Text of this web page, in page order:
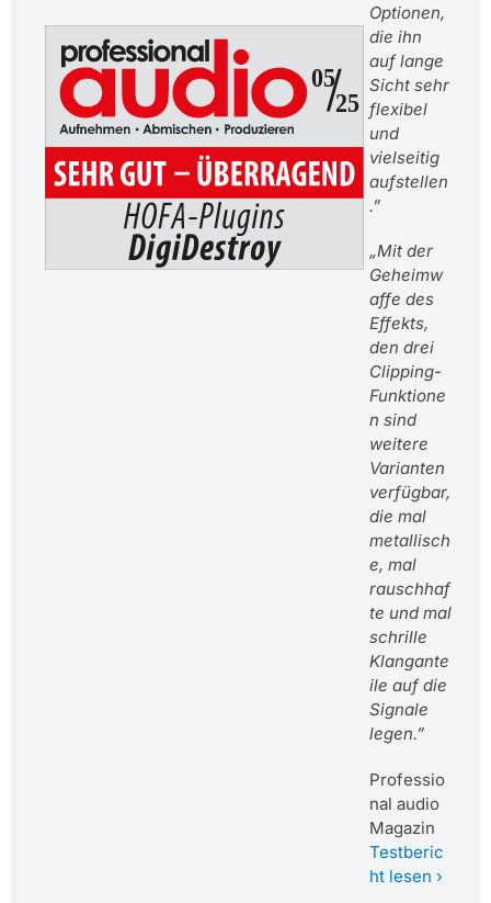
Optionen,
die ihn
auf lange
Sicht sehr
flexibel
und
vielseitig
aufstellen
.”
„Mit der
Geheimw
affe des
Effekts,
den drei
Clipping-
Funktione
n sind
weitere
Varianten
verfügbar,
die mal
metallisch
e, mal
rauschhaf
te und mal
schrille
Klangante
ile auf die
Signale
legen.”
Professio
nal audio
Magazin
Testberic
ht lesen ›